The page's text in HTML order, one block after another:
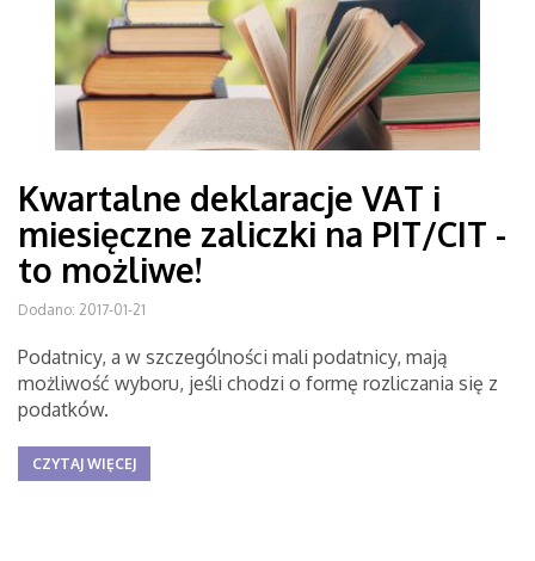
Kwartalne deklaracje VAT i
miesięczne zaliczki na PIT/CIT -
to możliwe!
Dodano: 2017-01-21
Podatnicy, a w szczególności mali podatnicy, mają
możliwość wyboru, jeśli chodzi o formę rozliczania się z
podatków.
CZYTAJ WIĘCEJ